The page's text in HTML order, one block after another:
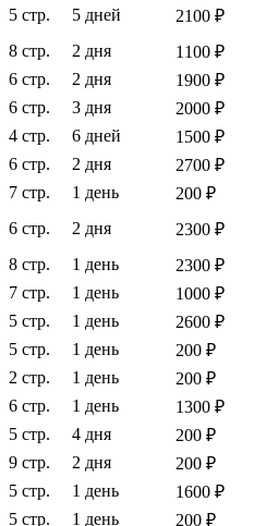
5 стр. 5 дней
2100 ₽
8 стр. 2 дня
1100 ₽
6 стр. 2 дня
1900 ₽
6 стр. 3 дня
2000 ₽
4 стр. 6 дней
1500 ₽
6 стр. 2 дня
2700 ₽
7 стр. 1 день
200 ₽
6 стр. 2 дня
2300 ₽
8 стр. 1 день
2300 ₽
7 стр. 1 день
1000 ₽
5 стр. 1 день
2600 ₽
5 стр. 1 день
200 ₽
2 стр. 1 день
200 ₽
6 стр. 1 день
1300 ₽
5 стр. 4 дня
200 ₽
9 стр. 2 дня
200 ₽
5 стр. 1 день
1600 ₽
5 стр. 1 день
200 ₽